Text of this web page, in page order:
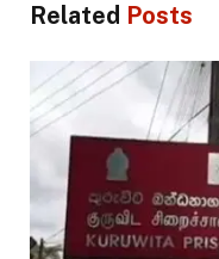
Related Posts